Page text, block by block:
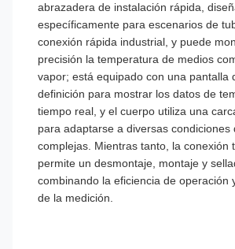
abrazadera de instalación rápida,
específicamente para escenarios de
conexión rápida industrial, y puede
precisión la temperatura de medios
vapor; está equipado con una pantalla
definición para mostrar los datos de
tiempo real, y el cuerpo utiliza una
para adaptarse a diversas condiciones
complejas. Mientras tanto, la conexión
permite un desmontaje, montaje y
combinando la eficiencia de operación
de la medición.